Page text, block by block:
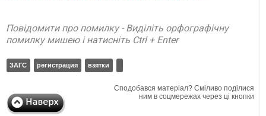
Повідомити про помилку - Виділіть орфографічну
помилку мишею і натисніть Ctrl + Enter
ЗАГС регистрация взятки
Сподобався матеріал? Сміливо поділися
ним в соцмережах через ці кнопки